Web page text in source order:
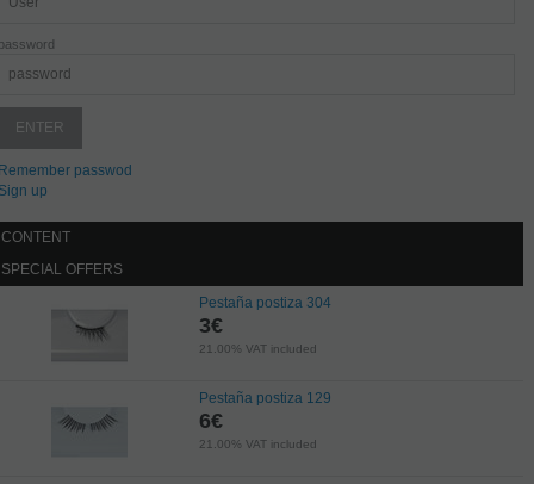
passwod
up
CONTENT
SPECIAL OFFERS
Pestaña postiza 304
3€
21.00%VAT included
Pestaña postiza 129
6€
21.00%VAT included